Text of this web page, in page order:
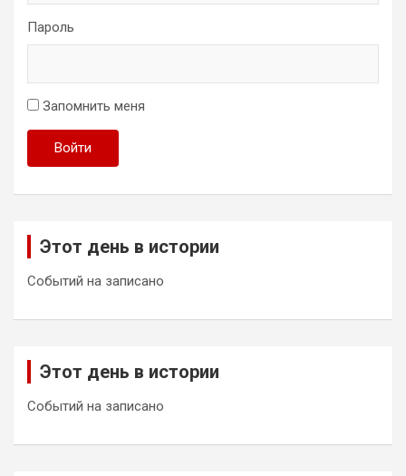
Пароль
Запомнить меня
Войти
Этот день в истории
Событий на записано
Этот день в истории
Событий на записано